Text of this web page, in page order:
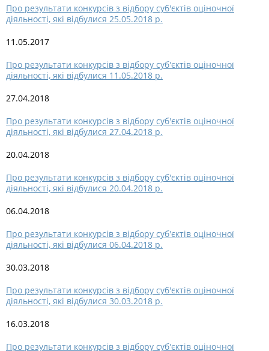
Про результати конкурсів з відбору суб'єктів оціночної
діяльності, які відбулися 25.05.2018 р.
11.05.2017
Про результати конкурсів з відбору суб'єктів оціночної
діяльності, які відбулися 11.05.2018 р.
27.04.2018
Про результати конкурсів з відбору суб'єктів оціночної
діяльності, які відбулися 27.04.2018 р.
20.04.2018
Про результати конкурсів з відбору суб'єктів оціночної
діяльності, які відбулися 20.04.2018 р.
06.04.2018
Про результати конкурсів з відбору суб'єктів оціночної
діяльності, які відбулися 06.04.2018 р.
30.03.2018
Про результати конкурсів з відбору суб'єктів оціночної
діяльності, які відбулися 30.03.2018 р.
16.03.2018
Про результати конкурсів з відбору суб'єктів оціночної